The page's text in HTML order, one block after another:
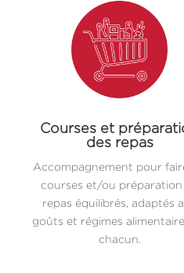
Courses et
des repas
Accompagnement pour
courses et/ou préparation
repas équilibrés, adaptés
goûts et régimes
chacun.